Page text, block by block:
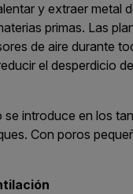
y extraer metal
primas. Las
de aire durante
el desperdicio
se introduce en los
Con poros